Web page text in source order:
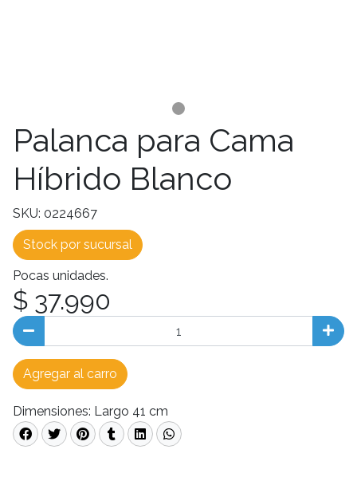
Palanca para Cama
Híbrido Blanco
SKU: 0224667
Stock por sucursal
Pocas unidades.
$ 37.990
Agregar al carro
Dimensiones: Largo 41 cm